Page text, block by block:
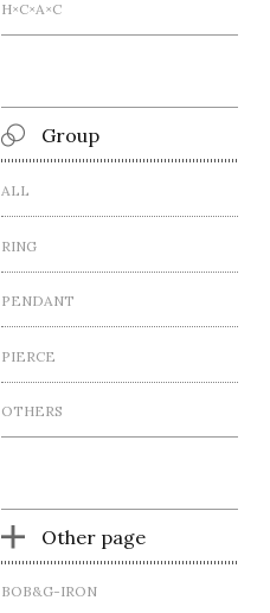
H×C×A×C
Group
ALL
RING
PENDANT
PIERCE
OTHERS
Other page
BOB&G-IRON